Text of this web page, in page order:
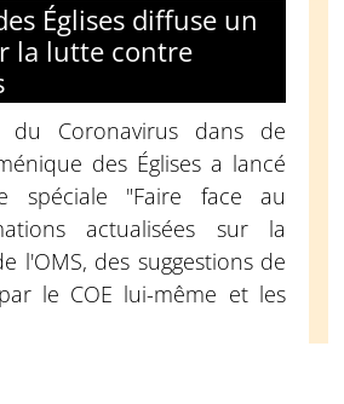
Églises diffuse un
la lutte contre
Coronavirus dans de
des Églises a lancé
"Faire face au
actualisées sur la
l'OMS, des suggestions de
le COE lui-même et les